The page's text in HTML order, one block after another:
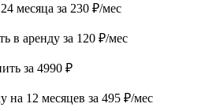
месяца за 230 ₽/мес
в аренду за 120 ₽/мес
за 4990 ₽
на 12 месяцев за 495 ₽/мес